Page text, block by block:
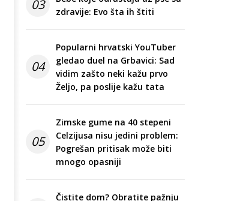
03
zdravije: Evo šta ih štiti
04
Popularni hrvatski YouTuber
gledao duel na Grbavici: Sad
vidim zašto neki kažu prvo
Željo, pa poslije kažu tata
05
Zimske gume na 40 stepeni
Celzijusa nisu jedini problem:
Pogrešan pritisak može biti
mnogo opasniji
Čistite dom? Obratite pažnju